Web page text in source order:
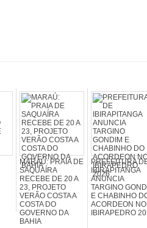
MARAÚ: PRAIA DE
SAQUAÍRA
RECEBE DE 20 A
23, PROJETO
VERÃO COSTA A
COSTA DO
GOVERNO DA
BAHIA
PREFEITURA
IBIRAPITANGA
ANUNCIA
TARGINO
E CHABINHO
ACORDEON NO
IBIRAPEDRO